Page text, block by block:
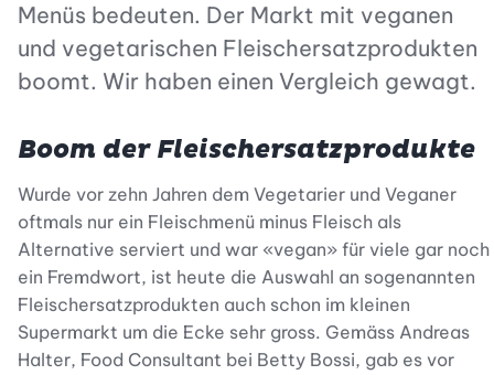
Menüs bedeuten. Der Markt mit veganen
und vegetarischen Fleischersatzprodukten
boomt. Wir haben einen Vergleich gewagt.
Boom der Fleischersatzprodukte
Wurde vor zehn Jahren dem Vegetarier und Veganer
oftmals nur ein Fleischmenü minus Fleisch als
Alternative serviert und war «vegan» für viele gar noch
ein Fremdwort, ist heute die Auswahl an sogenannten
Fleischersatzprodukten auch schon im kleinen
Supermarkt um die Ecke sehr gross. Gemäss Andreas
Halter, Food Consultant bei Betty Bossi, gab es vor